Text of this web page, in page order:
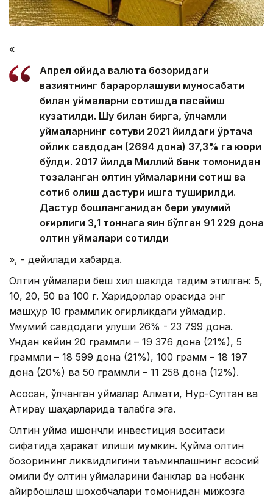
«
Апрел ойида валюта бозоридаги
вазиятнинг барқарорлашуви муносабати
билан қуймаларни сотишда пасайиш
кузатилди. Шу билан бирга, ўлчамли
қуймаларнинг сотуви 2021 йилдаги ўртача
ойлик савдодан (2694 дона) 37,3% га юқори
бўлди. 2017 йилда Миллий банк томонидан
тозаланган олтин қуймаларини сотиш ва
сотиб олиш дастури ишга туширилди.
Дастур бошланганидан бери умумий
оғирлиги 3,1 тоннага яқин бўлган 91 229 дона
олтин қуймалари сотилди
», - дейилади хабарда.
Олтин қуймалари беш хил шаклда тақдим этилган: 5,
10, 20, 50 ва 100 г. Харидорлар орасида энг
машҳур 10 граммлик оғирликдаги қуймадир.
Умумий савдодаги улуши 26% - 23 799 дона.
Ундан кейин 20 граммли – 19 376 дона (21%), 5
граммли – 18 599 дона (21%), 100 грамм – 18 197
дона (20%) ва 50 граммли – 11 258 дона (12%).
Aсосан, ўлчанган қуймалар Алмати, Нур-Султан ва
Aтирау шаҳарларида талабга эга.
Олтин қуйма ишончли инвестиция воситаси
сифатида ҳаракат қилиши мумкин. Қуйма олтин
бозорининг ликвидлигини таъминлашнинг асосий
омили бу олтин қуймаларини банклар ва нобанк
айирбошлаш шохобчалари томонидан мижозга